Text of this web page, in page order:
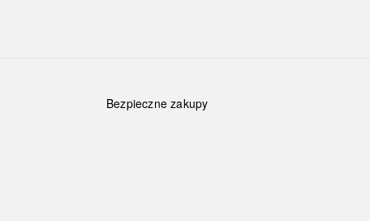
Bezpieczne zakupy